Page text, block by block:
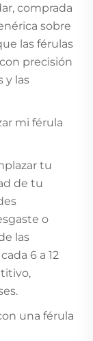
comprada
sobre
las férulas
precisión
y las
mi férula
tu
de tu
o
las
6 a 12
una férula